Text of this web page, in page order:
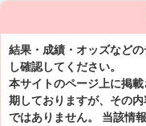
結果・成績・オッズなど
し確認してください。
本サイトのページ上に掲
期しておりますが、その
ではありません。 当該情